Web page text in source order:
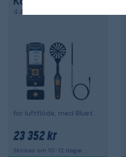
440
för luftflöde, med Bluetooth
23 352 kr
Skickas om 10-12 dagar